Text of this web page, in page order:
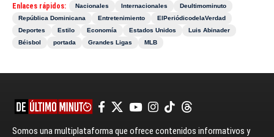
Enlaces rápidos: Nacionales Internacionales
Deultimominuto
República Dominicana
Entretenimiento
ElPeriódicodelaVerdad
Deportes
Estilo Economía Estados Unidos
Luis Abinader
Béisbol
portada Grandes Ligas MLB
Somos una multiplataforma que ofrece contenidos informativos y